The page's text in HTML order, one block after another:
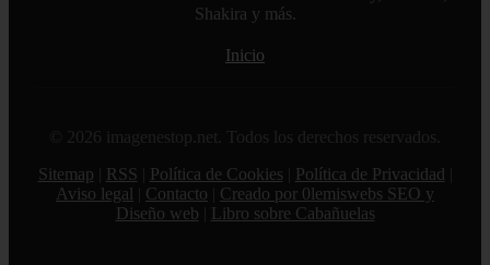
Shakira y más.
Inicio
© 2026 imagenestop.net. Todos los derechos reservados.
Sitemap
RSS Política de Cookies Política de Privacidad
Aviso legal
Contacto
Creado por 0lemiswebs SEO y
Diseño web
Libro sobre Cabañuelas